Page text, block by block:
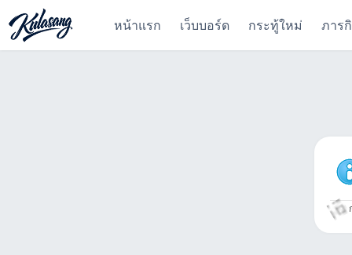
หน้าแรก เว็บบอร์ด กระทู้ใหม่ ภาร